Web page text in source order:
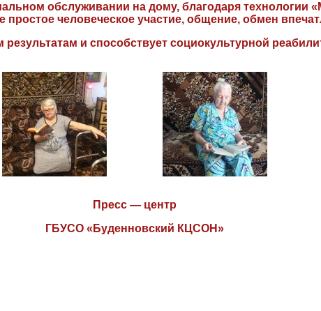
обслуживании на дому, благодаря технологии
человеческое участие, общение, обмен
и способствует социокультурной
Пресс — центр
ГБУСО «Буденновский КЦСОН»